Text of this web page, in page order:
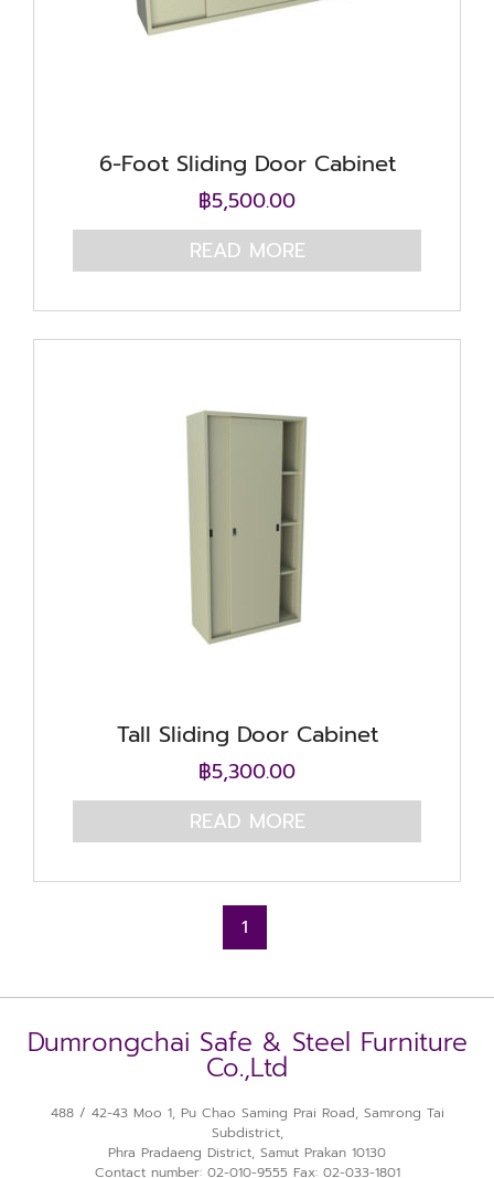
6-Foot Sliding Door Cabinet
฿5,500.00
READ MORE
Tall Sliding Door Cabinet
฿5,300.00
READ MORE
1
Dumrongchai Safe & Steel Furniture
Co.,Ltd
488 / 42-43 Moo 1, Pu Chao Saming Prai Road, Samrong Tai
Subdistrict,
Phra Pradaeng District, Samut Prakan 10130
Contact number: 02-010-9555 Fax: 02-033-1801